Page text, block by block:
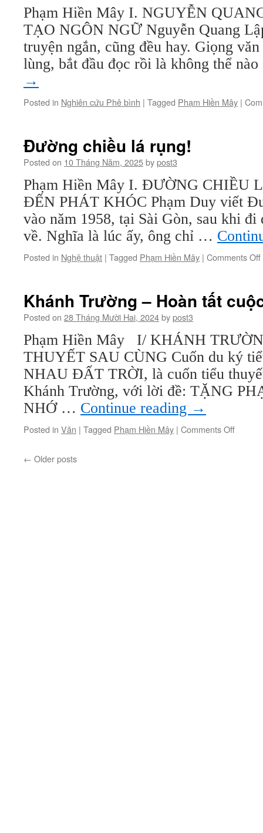
Phạm Hiền Mây I. NGUYỄN
TẠO NGÔN NGỮ Nguyễn Quang
truyện ngắn, cũng đều hay. Giọng
lùng, bắt đầu đọc rồi là không thể
→
Posted in Nghiên cứu Phê bình | Tagged Phạm Hiền Mây |
Đường chiều lá rụng!
Posted on 10 Tháng Năm, 2025bypost3
Phạm Hiền Mây I. ĐƯỜNG CHIỀU
ĐẾN PHÁT KHÓC Phạm Duy viết
vào năm 1958, tại Sài Gòn, sau khi đi
về. Nghĩa là lúc ấy, ông chỉ …
Posted in Nghệ thuật | Tagged Phạm Hiền Mây | Comments Off
Khánh Trường – Hoàn tất
Posted on 28 Tháng Mười Hai, 2024bypost3
Phạm Hiền Mây I/ KHÁNH
THUYẾT SAU CÙNG Cuốn du ký
NHAU ĐẤT TRỜI, là cuốn tiểu
Khánh Trường, với lời đề: TẶNG
NHỚ … Continue reading →
Posted in Văn | Tagged Phạm Hiền Mây | Comments Offon
← Older posts